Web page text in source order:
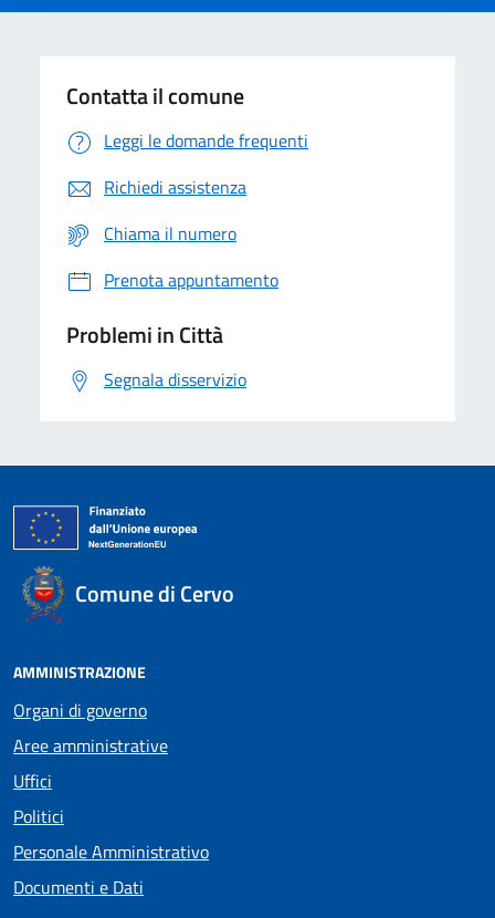
Contatta il comune
Leggi le domande frequenti
Richiedi assistenza
Chiama il numero
Prenota appuntamento
Problemi in Città
Segnala disservizio
Comune di Cervo
AMMINISTRAZIONE
Organi di governo
Aree amministrative
Uffici
Politici
Personale Amministrativo
Documenti e Dati